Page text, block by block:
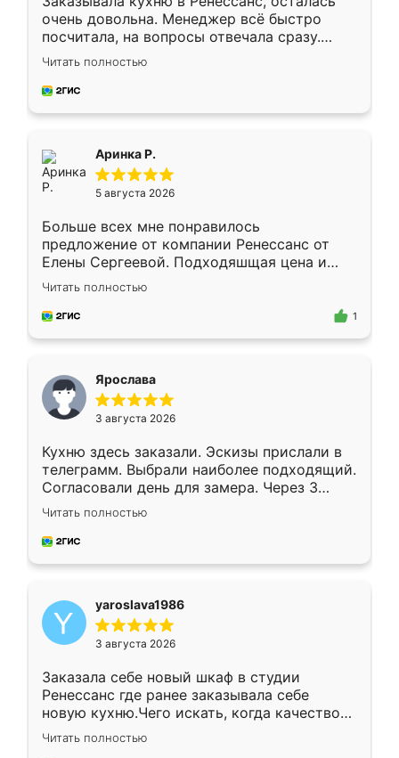
очень довольна. Менеджер всё быстро
посчитала, на вопросы отвечала сразу.
Замерщик приехал в субботу, подошёл к
делу со всей ответственностью. Собрали
за день, ребята работали аккуратно, даже
Читать полностью
Аринка Р.
5 августа 2026
Больше всех мне понравилось
предложение от компании Ренессанс от
Елены Сергеевой. Подходяшщая цена и
короткие сроки изготовления. Приехавший
для замера сотрудник Владислав
предложил по моему эскизу самый
Читать полностью
1
Ярослава
3 августа 2026
Кухню здесь заказали. Эскизы прислали в
телеграмм. Выбрали наиболее подходящий.
Согласовали день для замера. Через 3
недели кухня была уже готова. Остались
довольны работой. Спасибо Ренессанс
мебель за качественную работу!
Читать полностью
yaroslava1986
3 августа 2026
Заказала себе новый шкаф в студии
Ренессанс где ранее заказывала себе
новую кухню.Чего искать, когда качеством
вполне довольна. Служит кухня уже почти
два года, нареканий нет.
Читать полностью